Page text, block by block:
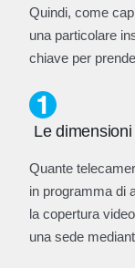
Quindi, come
una particolare
chiave per
Le
Quante
in programma di
la copertura
una sede